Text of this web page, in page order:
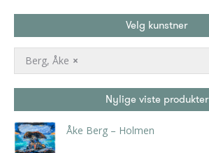
Velg kunstner
×
Berg, Åke
Nylige viste produkter
Åke Berg – Holmen